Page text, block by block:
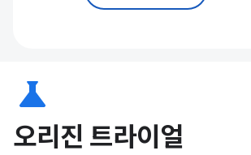
science
오리진 트라이얼